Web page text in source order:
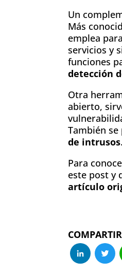
Un
Más
emplea
servicios y
funciones
detección
Otra
abierto,
También
de intrusos.
Para
este post y
artículo
COMPARTIR